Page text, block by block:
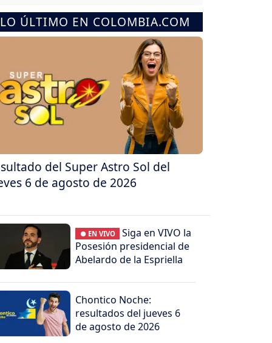
LO ÚLTIMO EN COLOMBIA.COM
del Super Astro Sol del
6 de agosto de 2026
● EN VIVO
Siga en VIVO la
Posesión presidencial de
Abelardo de la Espriella
Chontico Noche:
resultados del jueves 6
de agosto de 2026